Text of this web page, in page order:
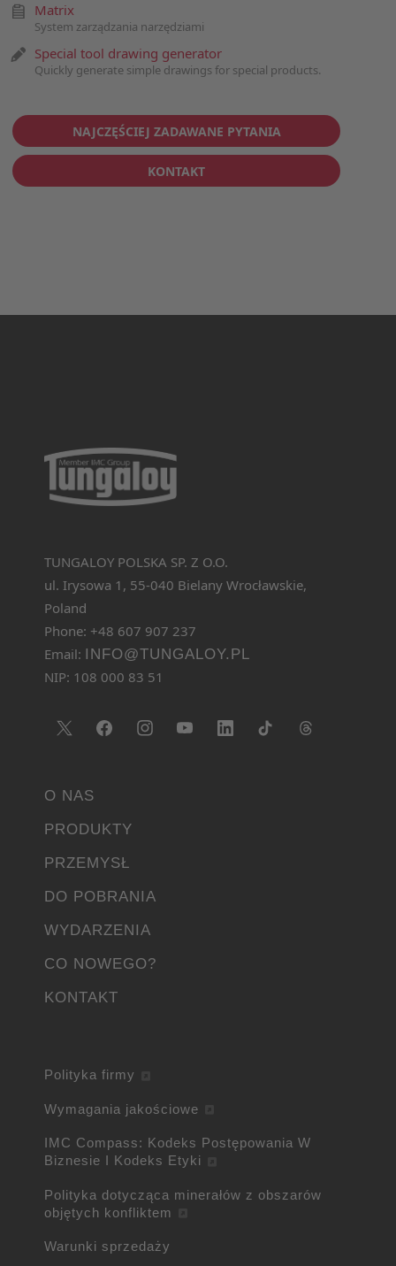
Matrix
System zarządzania narzędziami
Special tool drawing generator
Quickly generate simple drawings for special products.
NAJCZĘŚCIEJ ZADAWANE PYTANIA
KONTAKT
TUNGALOY POLSKA SP. Z O.O.
ul. Irysowa 1, 55-040 Bielany Wrocławskie,
Poland
Phone: +48 607 907 237
Email:
INFO@TUNGALOY.PL
NIP: 108 000 83 51
O NAS
PRODUKTY
PRZEMYSŁ
DO POBRANIA
WYDARZENIA
CO NOWEGO?
KONTAKT
Polityka firmy
Wymagania jakościowe
IMC Compass: Kodeks Postępowania W
Biznesie I Kodeks Etyki
Polityka dotycząca minerałów z obszarów
objętych konfliktem
Warunki sprzedaży